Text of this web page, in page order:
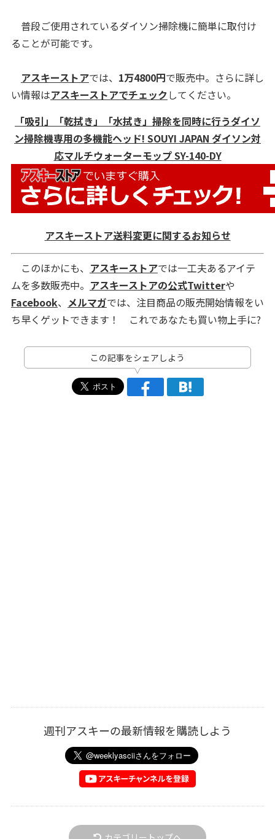
普段ご使用されているダイソン掃除機に簡単に取付け
ることが可能です。
アスキーストアでは、 1万4800円で販売中。さらに詳し
い情報はアスキーストアでチェックしてください。
「吸引」「乾拭き」「水拭き」掃除を同時に行うダイソ
ン掃除機専用の多機能ヘッド! SOUYI JAPAN ダイソン対
応マルチウォーターモップ SY-140-DY
アスキーストア送料変更に関するお知らせ
このほかにも、 アスキーストアでは一工夫あるアイテ
ムを多数販売中。 アスキーストアの公式Twitterや
Facebook、 メルマガでは、注目商品の販売開始情報をい
ち早くゲットできます！ これであなたも買い物上手に?
この記事をシェアしよう
週刊アスキーの最新情報を購読しよう